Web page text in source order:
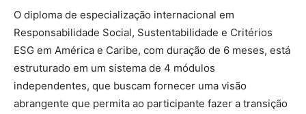
O diploma de especialização internacional em
Responsabilidade Social, Sustentabilidade e Critérios
ESG em América e Caribe, com duração de 6 meses, está
estruturado em um sistema de 4 módulos
independentes, que buscam fornecer uma visão
abrangente que permita ao participante fazer a transição